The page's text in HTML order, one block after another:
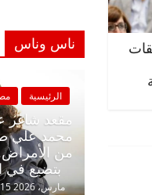
ناس وناس
ناس وناس
مقعد شاغر على الإفطار
رمضان.. د. عبدالخالق
اقتصادي في انتظار حلم